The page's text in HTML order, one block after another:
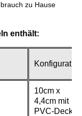
zu Hause
enthält:
Konfiguration
10cm x
4,4cm mit
PVC-Deckel